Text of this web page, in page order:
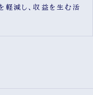
減し、収益を生む活